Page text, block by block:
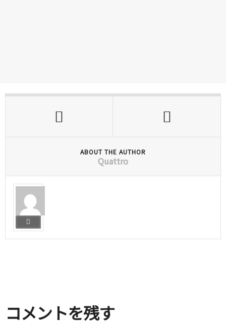
ABOUT THE AUTHOR
Quattro
コメントを残す